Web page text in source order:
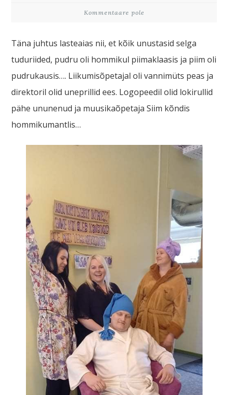
Kommentaare pole
Täna juhtus lasteaias nii, et kõik unustasid selga
tuduriided, pudru oli hommikul piimaklaasis ja piim oli
pudrukausis…. Liikumisõpetajal oli vannimüts peas ja
direktoril olid uneprillid ees. Logopeedil olid lokirullid
pähe ununenud ja muusikaõpetaja Siim kõndis
hommikumantlis…